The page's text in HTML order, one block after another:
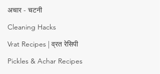
अचार - चटनी
Cleaning Hacks
Vrat Recipes | व्रत रेसिपी
Pickles & Achar Recipes